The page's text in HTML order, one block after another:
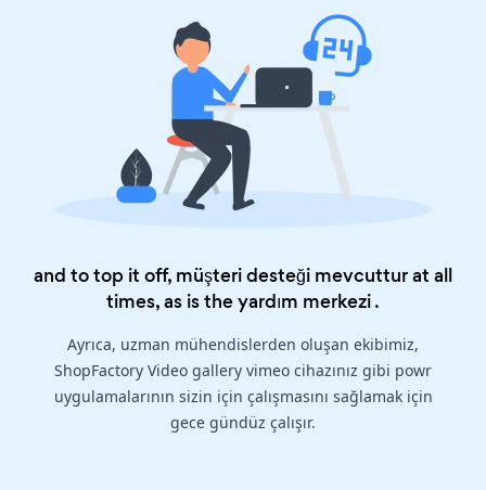
and to top it off, müşteri desteği mevcuttur at all
times, as is theyardım merkezi.
Ayrıca, uzman mühendislerden oluşan ekibimiz,
ShopFactory Video gallery vimeo cihazınız gibi powr
uygulamalarının sizin için çalışmasını sağlamak için
gece gündüz çalışır.